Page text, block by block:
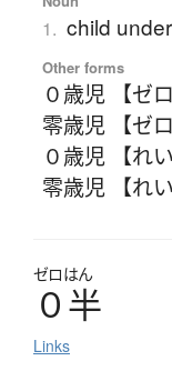
1. child
Other forms
０歳児 【ゼ
零歳児 【ゼ
０歳児 【れ
零歳児 【れ
ゼロはん
０半
Links